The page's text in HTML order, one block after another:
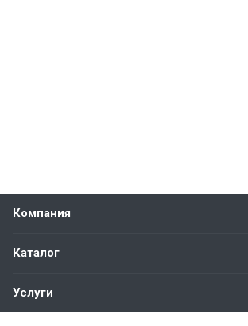
Компания
Каталог
Услуги